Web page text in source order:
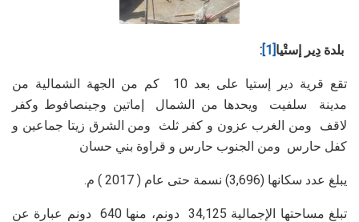
بلدة دِير إستْيا[1]
:
تقع قرية دير إستيا على بعد 10 كم من الجهة الشمالية من
مدينة سلفيت ويحدها من الشمال إماتين وجينصافوط وكفر
لاقف ومن الغرب عزون و كفر ثلث ومن الشرق زيتا جماعين و
كفل حارس ومن الجنوب حارس و قراوة بني حسان
يبلغ عدد سكانها (3,696) نسمة حتى عام ( 2017 ) م.
تبلغ مساحتها الإجمالية 34,125 دونم، منها 640 دونم عبارة عن